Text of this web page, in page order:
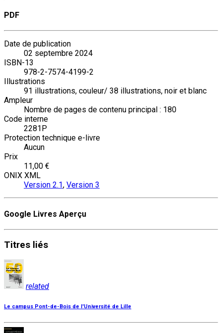
PDF
Date de publication
02 septembre 2024
ISBN-13
978-2-7574-4199-2
Illustrations
91 illustrations, couleur/ 38 illustrations, noir et blanc
Ampleur
Nombre de pages de contenu principal : 180
Code interne
2281P
Protection technique e-livre
Aucun
Prix
11,00 €
ONIX XML
Version 2.1, Version 3
Google Livres Aperçu
Titres liés
related
Le campus Pont-de-Bois de l'Université de Lille